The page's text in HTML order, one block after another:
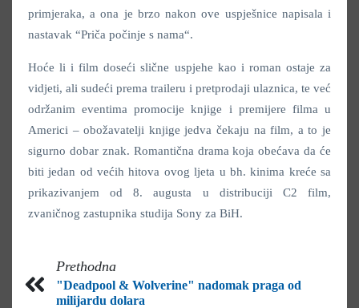
primjeraka, a ona je brzo nakon ove uspješnice napisala i
nastavak “Priča počinje s nama“.
Hoće li i film doseći slične uspjehe kao i roman ostaje za
vidjeti, ali sudeći prema traileru i pretprodaji ulaznica, te već
održanim eventima promocije knjige i premijere filma u
Americi – obožavatelji knjige jedva čekaju na film, a to je
sigurno dobar znak. Romantična drama koja obećava da će
biti jedan od većih hitova ovog ljeta u bh. kinima kreće sa
prikazivanjem od 8. augusta u distribuciji C2 film,
zvaničnog zastupnika studija Sony za BiH.
Prethodna
"Deadpool & Wolverine" nadomak praga od
milijardu dolara